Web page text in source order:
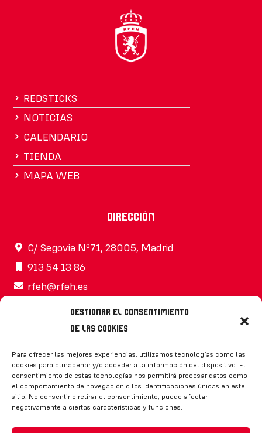
Gestionar el consentimiento
de las cookies
Para ofrecer las mejores experiencias, utilizamos tecnologías como las
cookies para almacenar y/o acceder a la información del dispositivo. El
consentimiento de estas tecnologías nos permitirá procesar datos como
el comportamiento de navegación o las identificaciones únicas en este
sitio. No consentir o retirar el consentimiento, puede afectar
negativamente a ciertas características y funciones.
REDSTICKS
NOTICIAS
CALENDARIO
TIENDA
MAPA WEB
Dirección
C/ Segovia Nº71, 28005, Madrid
913 54 13 86
rfeh@rfeh.es
Síguenos